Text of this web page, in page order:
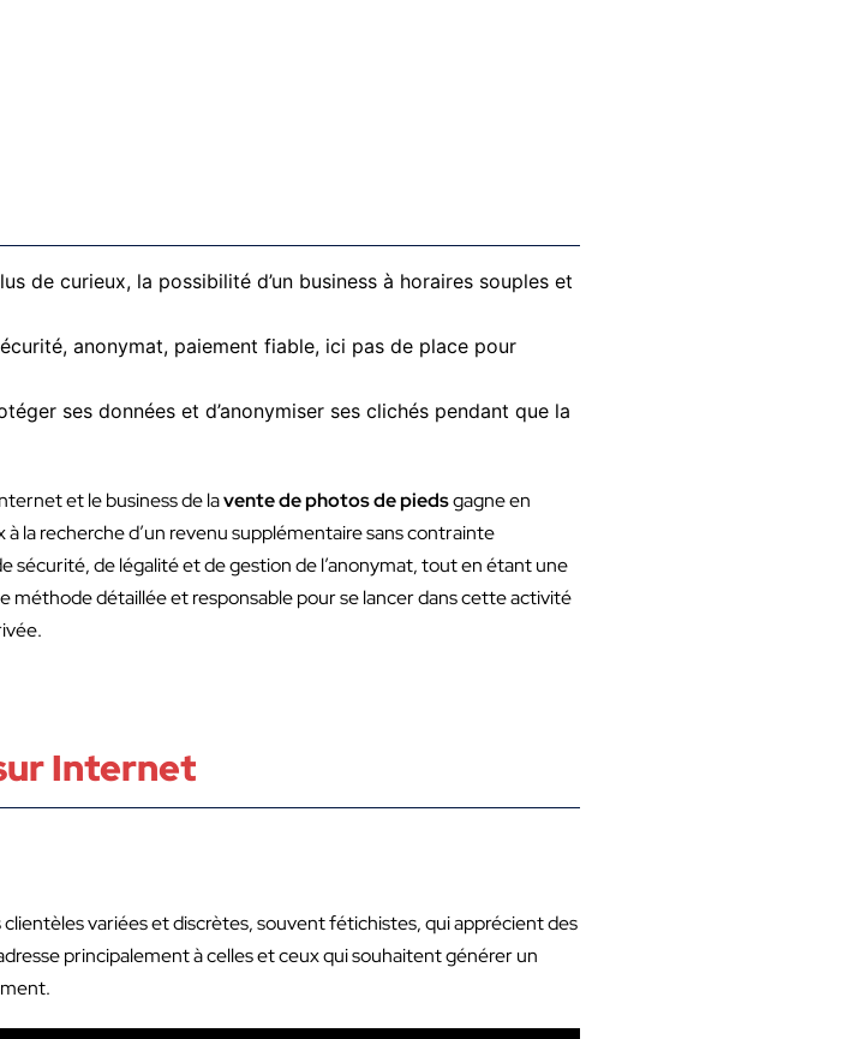
de curieux, la possibilité d’un business à horaires souples et
anonymat, paiement fiable, ici pas de place pour
ses données et d’anonymiser ses clichés pendant que la
et le business de lavente de photos de piedsgagne en
recherche d’un revenu supplémentaire sans contrainte
sécurité, de légalité et de gestion de l’anonymat, tout en étant une
détaillée et responsable pour se lancer dans cette activité
Internet
variées et discrètes, souvent fétichistes, qui apprécient des
principalement à celles et ceux qui souhaitent générer un